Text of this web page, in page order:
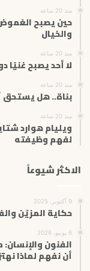
ت
ن
منذ 20 ساعة
حين يصبح
والخيال
منذ 20 ساعة
لا أحد يصبح غنيًا
منذ 20 ساعة
بناة.. هل
منذ 20 ساعة
ويليام هوارد
لفهم وظيفته
الاكثر شيوعاً
9 أكتوبر، 2025
حكاية المزيّن
6 يونيو، 2026
الفنون
أن نفهم لماذا